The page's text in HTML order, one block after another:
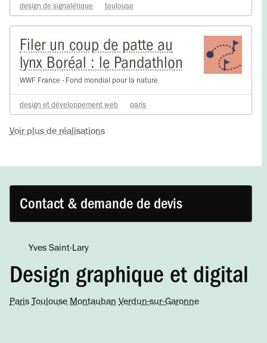
design de signalétique toulouse
Filer un coup de patte au
lynx Boréal : le Pandathlon
WWF France - Fond mondial pour la nature
design et développement web paris
Voir plus de réalisations
Contact & demande de devis
Yves Saint-Lary
Design graphique et digital
Paris Toulouse Montauban Verdun-sur-Garonne